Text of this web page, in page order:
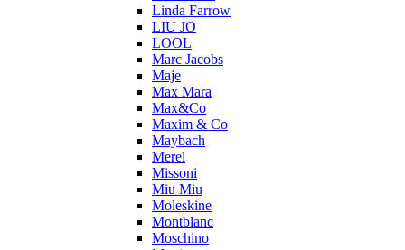
Linda Farrow
LIU JO
LOOL
Marc Jacobs
Maje
Max Mara
Max&Co
Maxim & Co
Maybach
Merel
Missoni
Miu Miu
Moleskine
Montblanc
Moschino